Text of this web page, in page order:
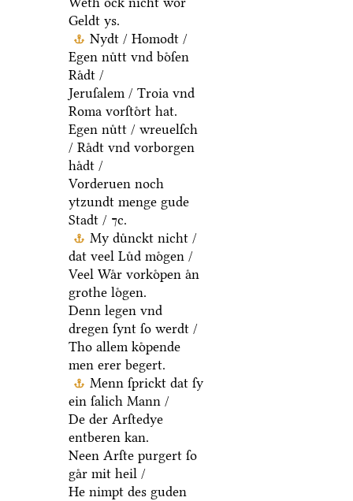
Geldt ys.
Nydt / Homodt /
Egen nuͤtt vnd boͤſen
Raͤdt /
Jeruſalem / Troia vnd
Roma vorſtoͤrt hat.
Egen nuͤtt / wreuelſch
/ Raͤdt vnd vorborgen
haͤdt /
Vorderuen noch
ytzundt menge gude
Stadt / ⁊c.
My duͤnckt nicht /
dat veel Luͤd moͤgen /
Veel Waͤr vorkoͤpen aͤn
grothe loͤgen.
Denn legen vnd
dregen ſynt ſo werdt /
Tho allem koͤpende
men erer begert.
Menn ſprickt dat ſy
ein ſalich Mann /
De der Arſtedye
entberen kan.
Neen Arſte purgert ſo
gaͤr mit heil /
He nimpt des guden